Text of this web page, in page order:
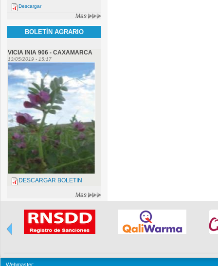
Descargar
Mas
BOLETÍN AGRARIO
VICIA INIA 906 - CAXAMARCA
13/05/2019 - 15:17
DESCARGAR BOLETIN
Mas
Webmaster: